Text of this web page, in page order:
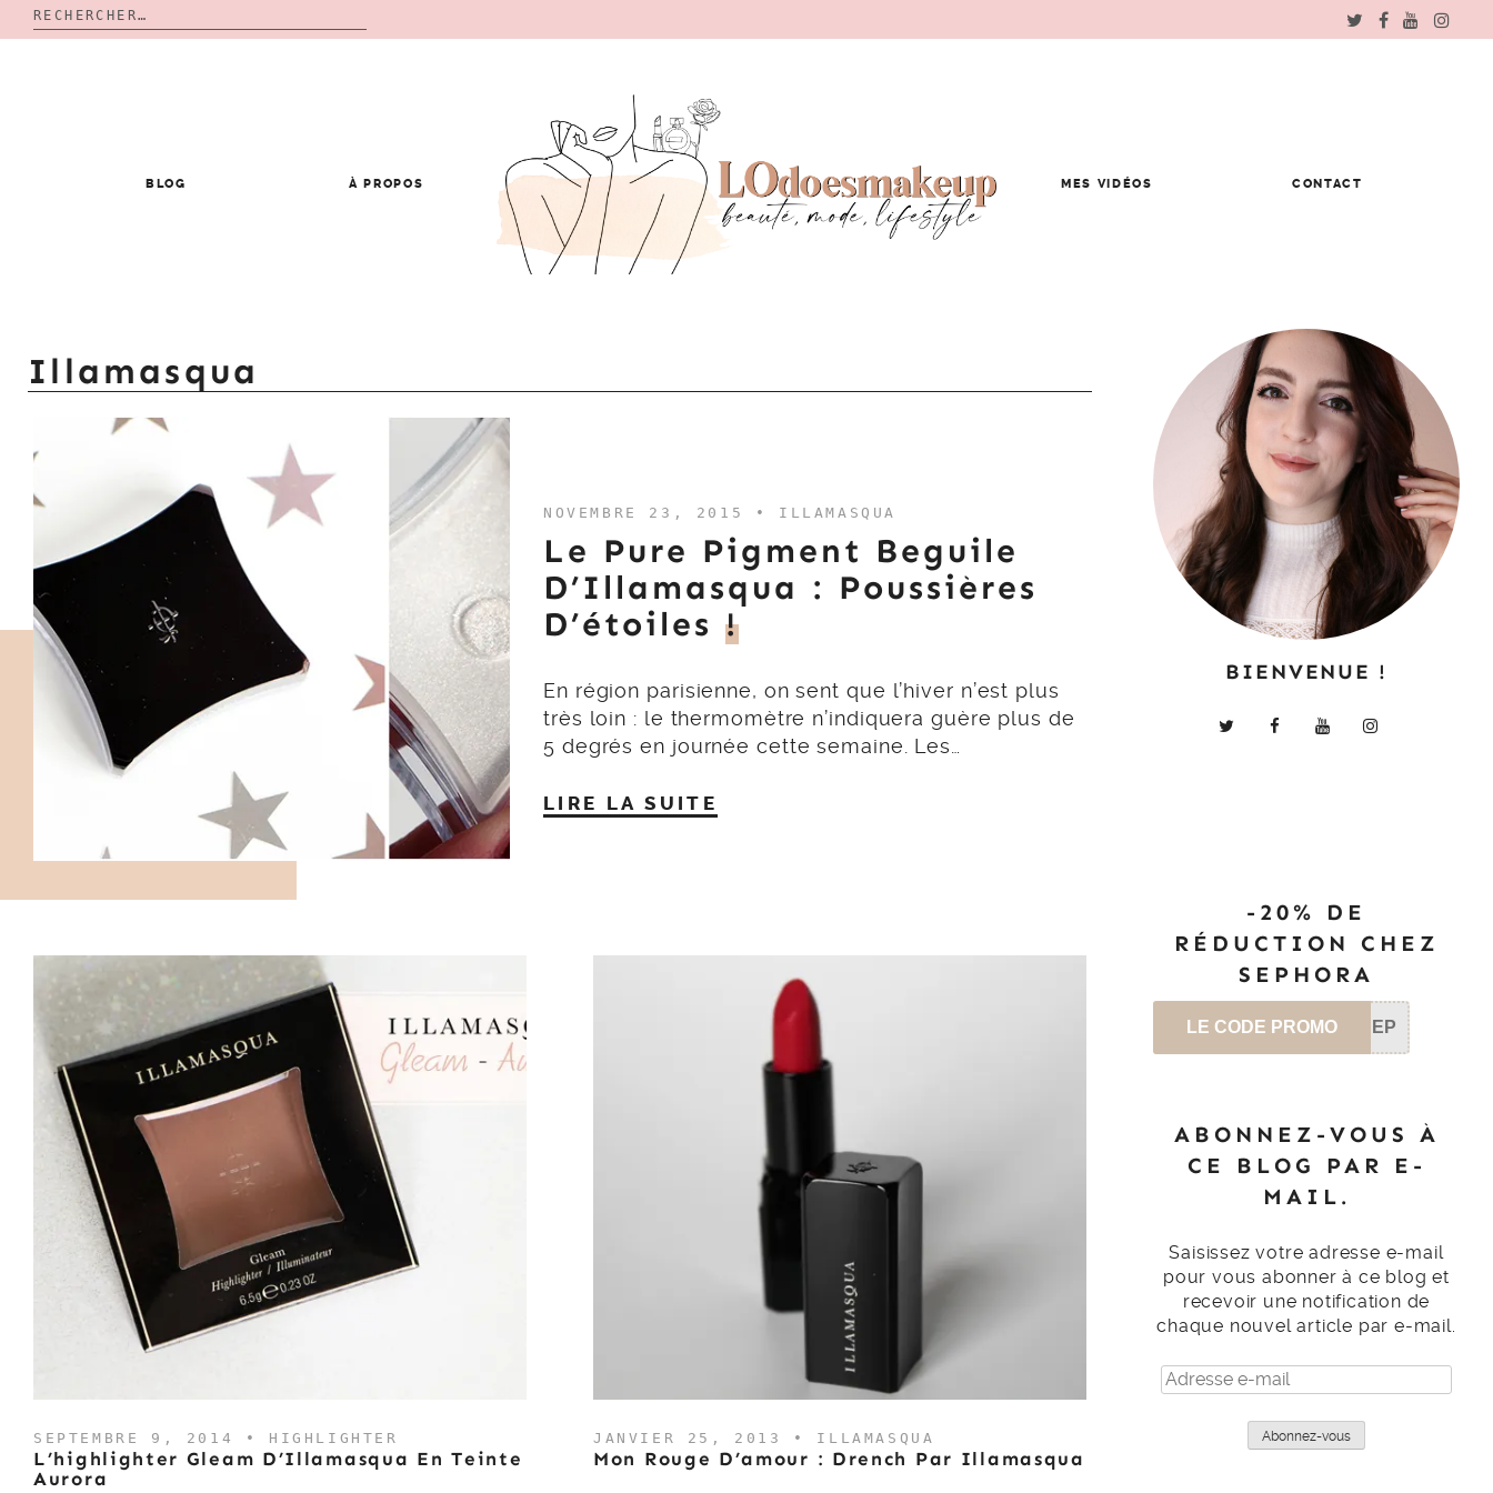
Rechercher :
BLOG À PROPOS MES VIDÉOS CONTACT
Illamasqua
NOVEMBRE 23, 2015 • ILLAMASQUA
Le Pure Pigment Beguile
D’Illamasqua : Poussières
D’étoiles !
En région parisienne, on sent que l’hiver n’est plus
très loin : le thermomètre n’indiquera guère plus de
5 degrés en journée cette semaine. Les…
LIRE LA SUITE
SEPTEMBRE 9, 2014 • HIGHLIGHTER
L’highlighter Gleam D’Illamasqua En Teinte
Aurora
JANVIER 25, 2013 • ILLAMASQUA
Mon Rouge D’amour : Drench Par Illamasqua
BIENVENUE !
-20% DE
RÉDUCTION CHEZ
SEPHORA
LE CODE PROMO SEP
ABONNEZ-VOUS À
CE BLOG PAR E-
MAIL.
Saisissez votre adresse e-mail
pour vous abonner à ce blog et
recevoir une notification de
chaque nouvel article par e-mail.
Adresse
e-
Abonnez-vous